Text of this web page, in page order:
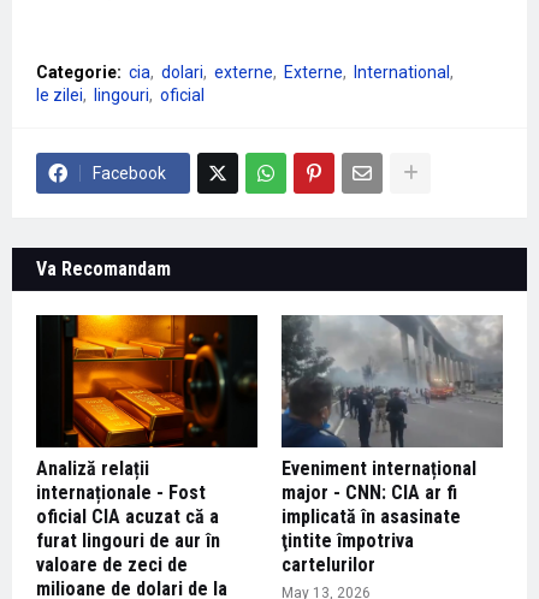
Categorie: cia dolari externe Externe
International
le zilei
lingouri oficial
Facebook
Va Recomandam
Analiză relații
internaționale - Fost
oficial CIA acuzat că a
furat lingouri de aur în
valoare de zeci de
milioane de dolari de la
Eveniment internațional
major - CNN: CIA ar fi
implicată în asasinate
ţintite împotriva
cartelurilor
May 13, 2026